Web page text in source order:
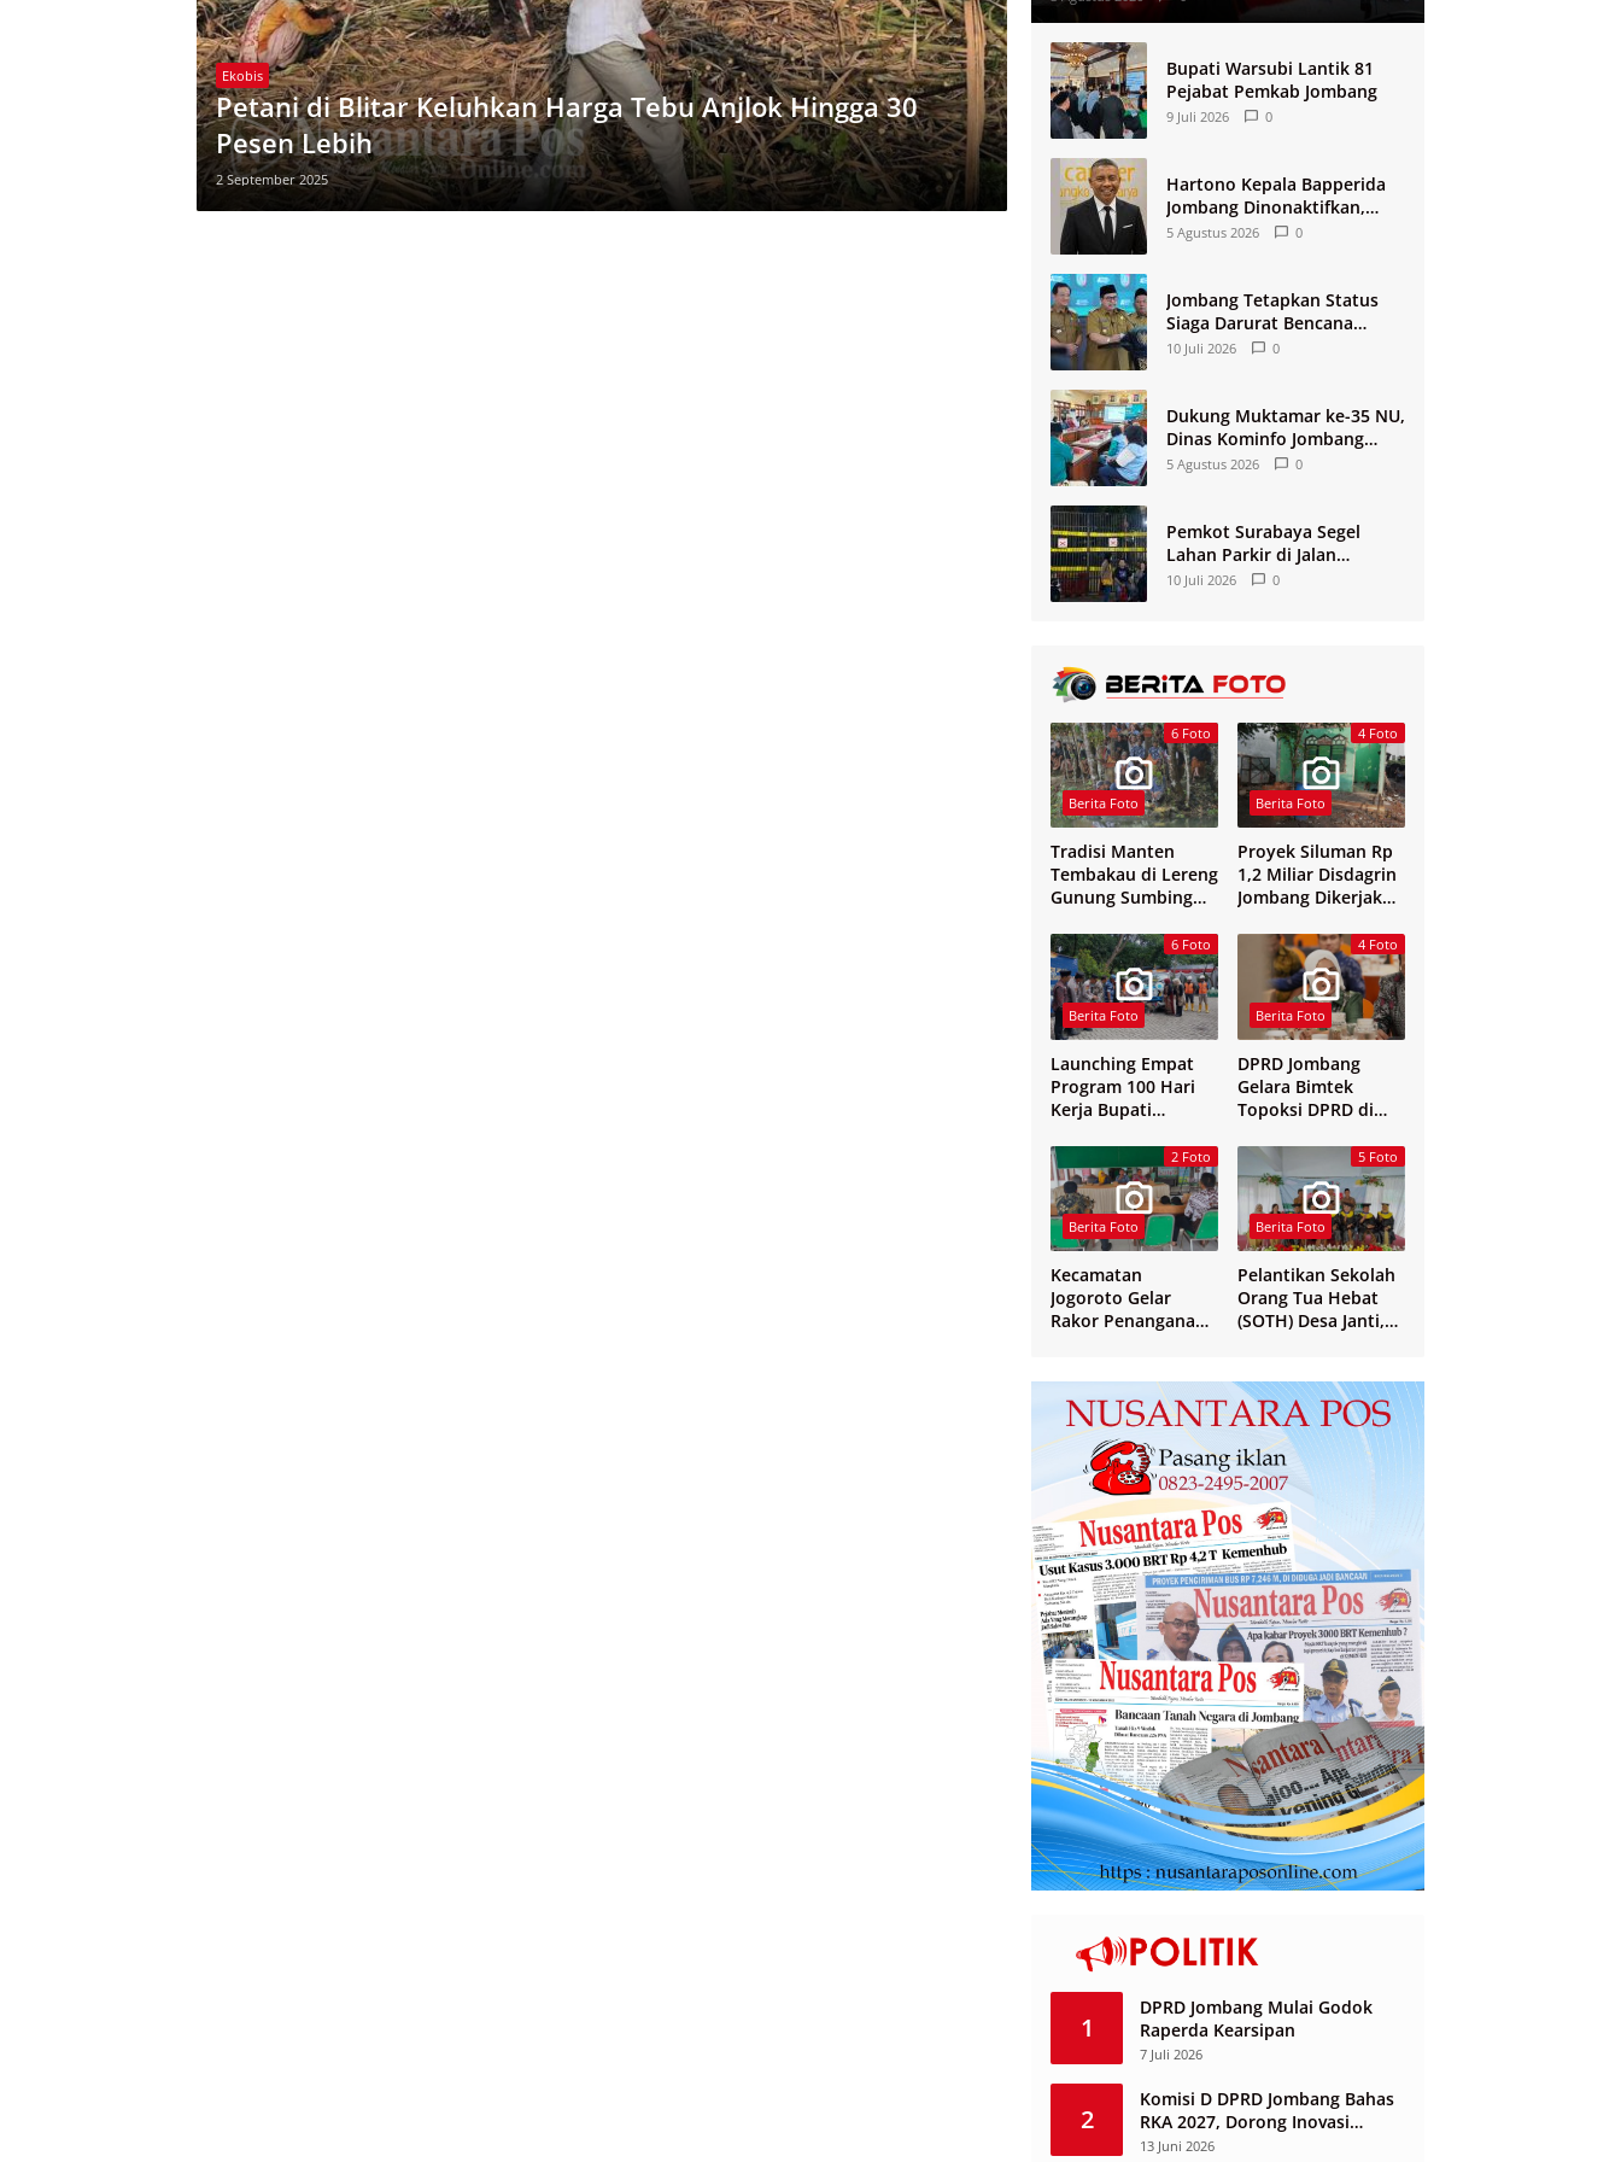
Ekobis
Petani di Blitar Keluhkan Harga Tebu Anjlok Hingga 30
Pesen Lebih
2 September 2025
Bupati Warsubi Lantik 81
Pejabat Pemkab Jombang
9 Juli 2026 0
Hartono Kepala Bapperida
Jombang Dinonaktifkan,
Buntut Raibnya Rp124 Miliar
5 Agustus 2026 0
Jombang Tetapkan Status
Siaga Darurat Bencana
Kekeringan dan Kebakaran
10 Juli 2026 0
Dukung Muktamar ke-35 NU,
Dinas Kominfo Jombang
Siapkan Sistem Rekam
5 Agustus 2026 0
Pemkot Surabaya Segel
Lahan Parkir di Jalan
Tunjungan
10 Juli 2026 0
6 Foto
Berita Foto
Tradisi Manten
Tembakau di Lereng
Gunung Sumbing
4 Foto
Berita Foto
Proyek Siluman Rp
1,2 Miliar Disdagrin
Jombang Dikerjakan
6 Foto
Berita Foto
Launching Empat
Program 100 Hari
Kerja Bupati
4 Foto
Berita Foto
DPRD Jombang
Gelara Bimtek
Topoksi DPRD di
Yogyakarta
2 Foto
Berita Foto
Kecamatan
Jogoroto Gelar
Rakor Penanganan
Bansos
5 Foto
Berita Foto
Pelantikan Sekolah
Orang Tua Hebat
(SOTH) Desa Janti,
1
DPRD Jombang Mulai Godok
Raperda Kearsipan
7 Juli 2026
2
Komisi D DPRD Jombang Bahas
RKA 2027, Dorong Inovasi
Layanan Ketenagakerjaan
13 Juni 2026